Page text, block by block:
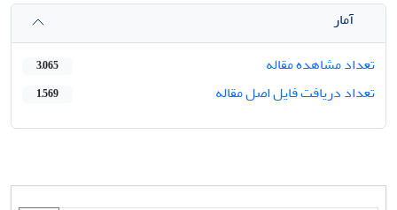
آمار
تعداد مشاهده مقاله
3,065
تعداد دریافت فایل اصل مقاله 1,569